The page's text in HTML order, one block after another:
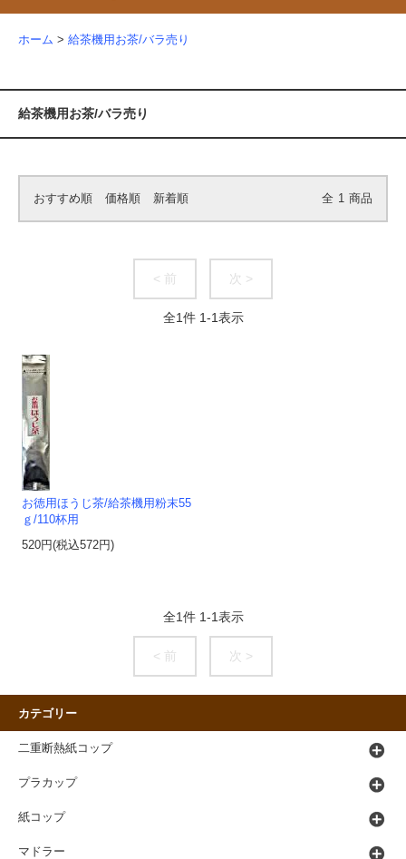
ホーム > 給茶機用お茶/バラ売り
給茶機用お茶/バラ売り
おすすめ順 価格順 新着順 全 1 商品
< 前 次 >
全1件 1-1表示
お徳用ほうじ茶/給茶機用粉末55
ｇ/110杯用
520円(税込572円)
全1件 1-1表示
< 前 次 >
カテゴリー
二重断熱紙コップ
プラカップ
紙コップ
マドラー